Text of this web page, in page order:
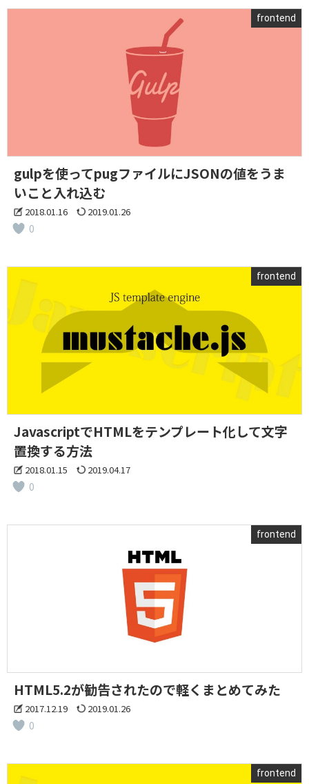
frontend
gulpを使ってpugファイルにJSONの値をうま
いこと入れ込む
2018.01.16 2019.01.26
0
frontend
JavascriptでHTMLをテンプレート化して文字
置換する方法
2018.01.15 2019.04.17
0
frontend
HTML5.2が勧告されたので軽くまとめてみた
2017.12.19 2019.01.26
0
frontend